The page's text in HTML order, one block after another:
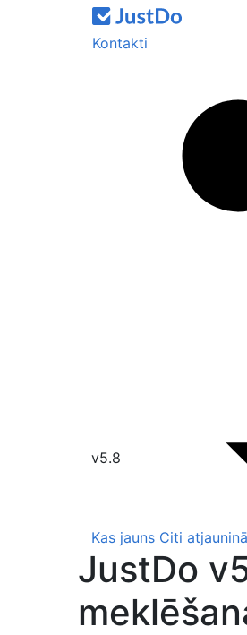
Kontakti
v5.8
Kas jauns Citi
JustDo